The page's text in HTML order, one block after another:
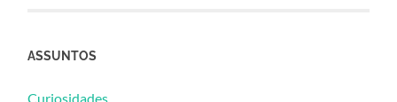
ASSUNTOS
Curiosidades